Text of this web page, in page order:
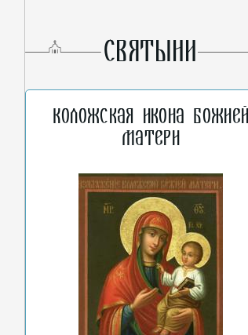
СВЯТЫНИ
Коложская икона
Матери